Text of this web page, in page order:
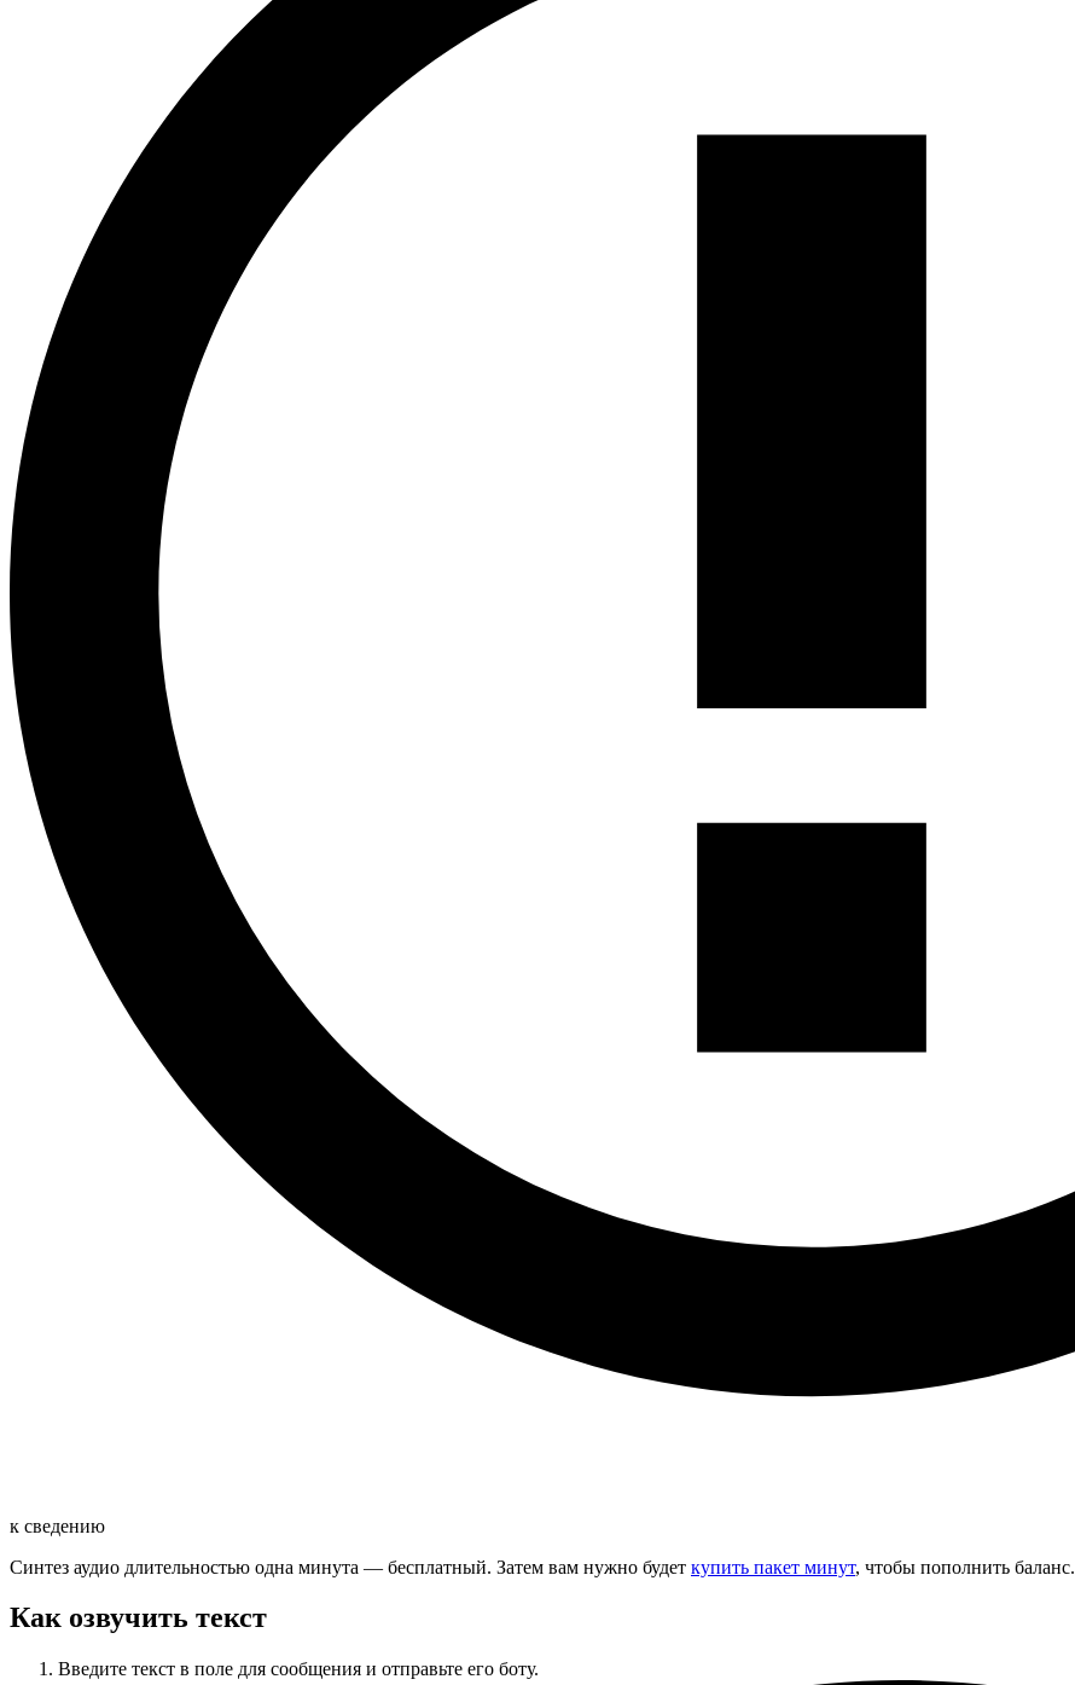
к сведению
Синтез аудио длительностью одна минута — бесплатный. Затем вам нужно будет купить пакет минут, чтобы пополнить баланс.
Как озвучить текст
Введите текст в поле для сообщения и отправьте его боту.